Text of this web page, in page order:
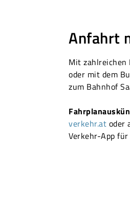
Anfahrt
Mit zahlreichen
oder mit dem
zum Bahnhof
verkehr.at oder
Verkehr-App